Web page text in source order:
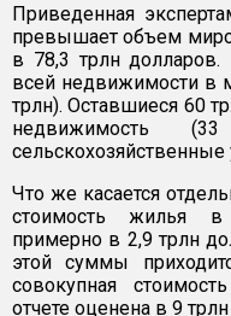
Приведенная
превышает объем
в 78,3 трлн долларов.
всей недвижимости в
трлн). Оставшиеся 60
недвижимость
сельскохозяйственные
Что же касается
стоимость жилья в
примерно в 2,9 трлн
этой суммы
совокупная
отчете оценена в 9